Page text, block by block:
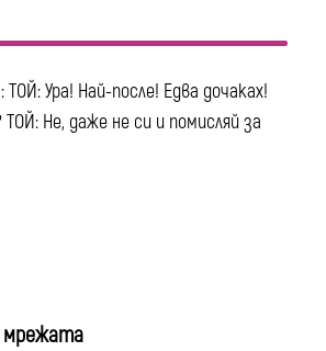
Ура! Най-после! Едва дочаках!
ТОЙ: Не, даже не си и помисляй за